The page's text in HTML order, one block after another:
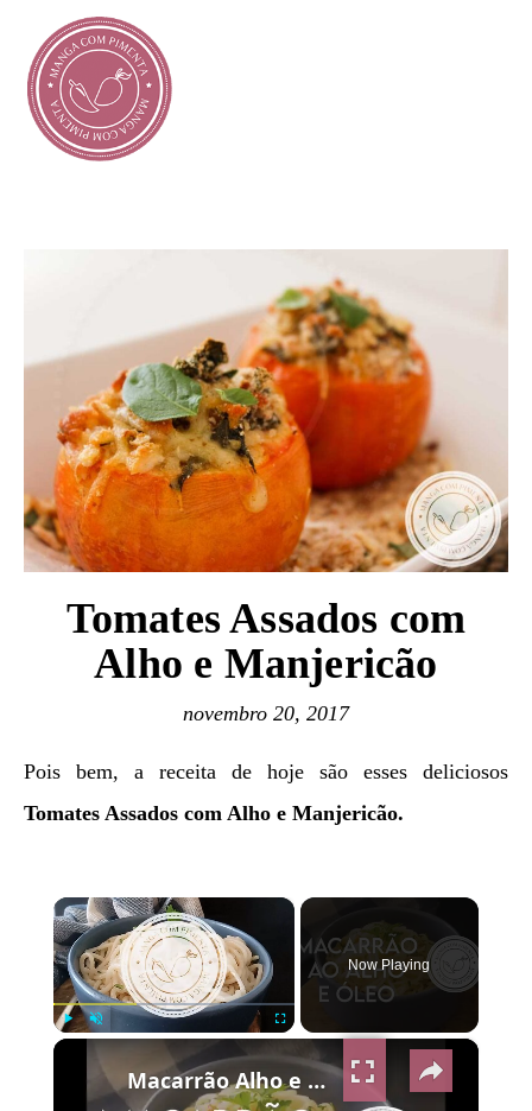
Tomates Assados com
Alho e Manjericão
novembro 20, 2017
Pois bem, a receita de hoje são esses deliciosos
Tomates Assados com Alho e Manjericão.
×
Now Playing
×
Macarrão Alho e Óleo